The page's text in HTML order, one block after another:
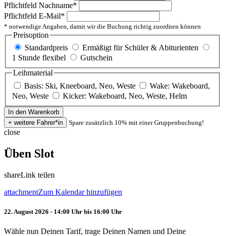
Pflichtfeld Nachname*
Pflichtfeld E-Mail*
* notwendige Angaben, damit wir die Buchung richtig zuordnen können
Preisoption
Standardpreis
Ermäßigt für Schüler & Abiturienten
1 Stunde flexibel
Gutschein
Leihmaterial
Basis: Ski, Kneeboard, Neo, Weste
Wake: Wakeboard,
Neo, Weste
Kicker: Wakeboard, Neo, Weste, Helm
Spare zusätzlich 10% mit einer Gruppenbuchung!
close
Üben Slot
shareLink teilen
attachmentZum Kalendar hinzufügen
22. August 2026 - 14:00 Uhr bis 16:00 Uhr
Wähle nun Deinen Tarif, trage Deinen Namen und Deine